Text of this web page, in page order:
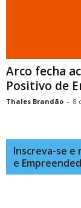
Arco fecha
Positivo de
Thales Brandão - 8
Inscreva-se e
e